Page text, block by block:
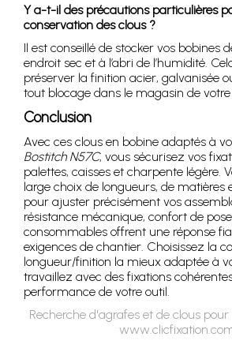
Y a-t-il des précautions particulières
conservation des clous ?
Il est conseillé de stocker vos bobines
endroit sec et à l’abri de l’humidité.
préserver la finition acier, galvanisée
tout blocage dans le magasin de
Conclusion
Avec ces clous en bobine adaptés à
Bostitch N57C, vous sécurisez vos
palettes, caisses et charpente légère.
large choix de longueurs, de matières
pour ajuster précisément vos
résistance mécanique, confort de
consommables offrent une réponse
exigences de chantier. Choisissez la
longueur/finition la mieux adaptée à
travaillez avec des fixations
performance de votre outil.
Recherche d'agrafes et de clous